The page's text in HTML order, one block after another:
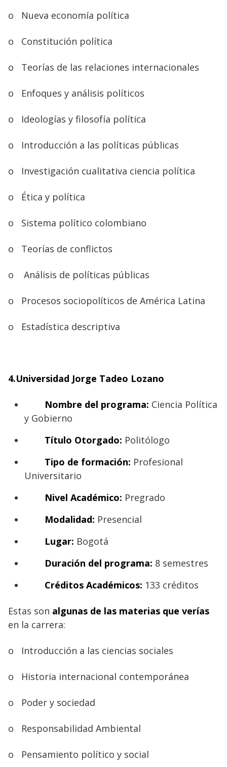
o Nueva economía política
o Constitución política
o Teorías de las relaciones internacionales
o Enfoques y análisis políticos
o Ideologías y filosofía política
o Introducción a las políticas públicas
o Investigación cualitativa ciencia política
o Ética y política
o Sistema político colombiano
o Teorías de conflictos
o Análisis de políticas públicas
o Procesos sociopolíticos de América Latina
o Estadística descriptiva
4.Universidad Jorge Tadeo Lozano
Nombre del programa: Ciencia Política
y Gobierno
Título Otorgado: Politólogo
Tipo de formación: Profesional
Universitario
Nivel Académico: Pregrado
Modalidad: Presencial
Lugar: Bogotá
Duración del programa: 8 semestres
Créditos Académicos: 133 créditos
Estas son algunas de las materias que verías
en la carrera:
o Introducción a las ciencias sociales
o Historia internacional contemporánea
o Poder y sociedad
o Responsabilidad Ambiental
o Pensamiento político y social